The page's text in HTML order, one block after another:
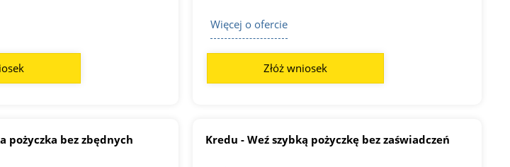
Więcej o ofercie
Złóż wniosek
pożyczka bez zbędnych
Kredu - Weź szybką pożyczkę bez zaświadczeń